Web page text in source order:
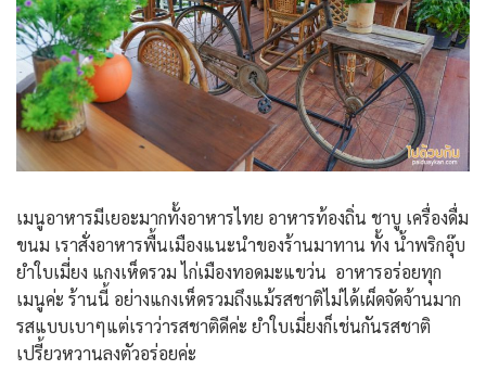
เมนูอาหารมีเยอะมากทั้งอาหารไทย อาหารท้องถิ่น ชาบู เครื่องดื่ม
ขนม เราสั่งอาหารพื้นเมืองแนะนำของร้านมาทาน ทั้ง น้ำพริกอุ๊บ
ยำใบเมี่ยง แกงเห็ดรวม ไก่เมืองทอดมะแขว่น อาหารอร่อยทุก
เมนูค่ะ ร้านนี้ อย่างแกงเห็ดรวมถึงแม้รสชาติไม่ได้เผ็ดจัดจ้านมาก
รสแบบเบาๆแต่เราว่ารสชาติดีค่ะ ยำใบเมี่ยงก็เช่นกันรสชาติ
เปรี้ยวหวานลงตัวอร่อยค่ะ